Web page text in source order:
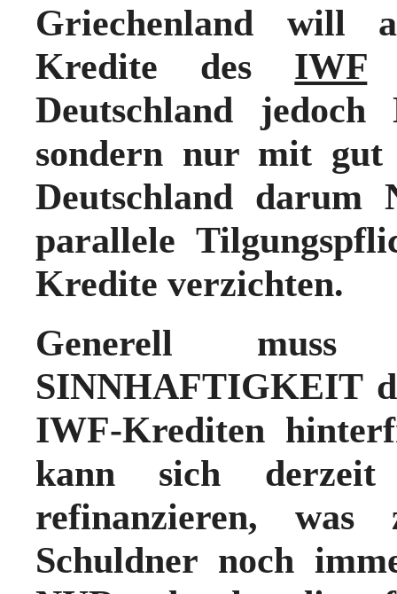
Griechenland will
Kredite des IWF
Deutschland
sondern nur mit
Deutschland darum
parallele
Kredite verzichten.
Generell
SINNHAFTIGKEIT
IWF-Krediten
kann sich
refinanzieren, was
Schuldner noch